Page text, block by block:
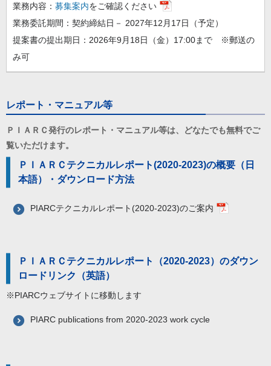
業務内容： 募集案内をご確認ください
業務委託期間：契約締結日－ 2027年12月17日（予定）
提案書の提出期日：2026年9月18日（金）17:00まで ※郵送の
み可
レポート・マニュアル等
ＰＩＡＲＣ発行のレポート・マニュアル等は、どなたでも無料でご
覧いただけます。
ＰＩＡＲＣテクニカルレポート(2020-2023)の概要（日
本語）・ダウンロード方法
PIARCテクニカルレポート(2020-2023)のご案内
ＰＩＡＲＣテクニカルレポート（2020-2023）のダウン
ロードリンク（英語）
※PIARCウェブサイトに移動します
PIARC publications from 2020-2023 work cycle